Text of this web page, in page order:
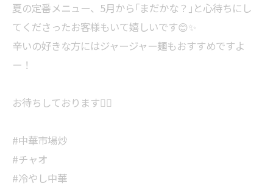
夏の定番メニュー、5月から｢まだかな？｣と心待ちにし
てくださったお客様もいて嬉しいです😊✨
辛いの好きな方にはジャージャー麺もおすすめですよ
ー！
お待ちしております🙇‍♂️
#中華市場炒
#チャオ
#冷やし中華